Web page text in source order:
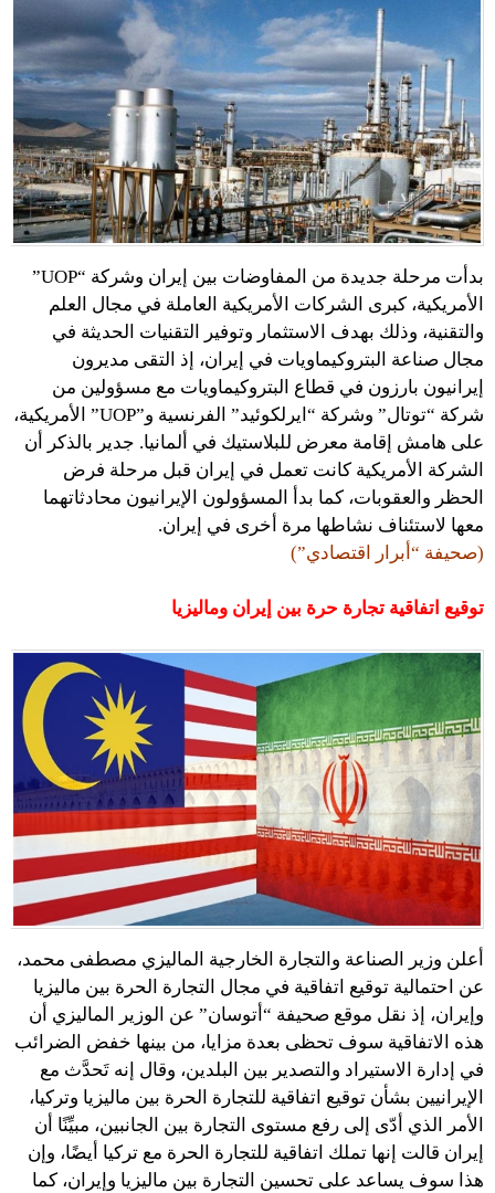
بدأت مرحلة جديدة من المفاوضات بين إيران وشركة “UOP”
الأمريكية، كبرى الشركات الأمريكية العاملة في مجال العلم
والتقنية، وذلك بهدف الاستثمار وتوفير التقنيات الحديثة في
مجال صناعة البتروكيماويات في إيران، إذ التقى مديرون
إيرانيون بارزون في قطاع البتروكيماويات مع مسؤولين من
شركة “توتال” وشركة “ايرلكوئيد” الفرنسية و”UOP” الأمريكية،
على هامش إقامة معرض للبلاستيك في ألمانيا. جدير بالذكر أن
الشركة الأمريكية كانت تعمل في إيران قبل مرحلة فرض
الحظر والعقوبات، كما بدأ المسؤولون الإيرانيون محادثاتهما
معها لاستئناف نشاطها مرة أخرى في إيران.
(صحيفة “أبرار اقتصادي”)
توقيع اتفاقية تجارة حرة بين إيران وماليزيا
أعلن وزير الصناعة والتجارة الخارجية الماليزي مصطفى محمد،
عن احتمالية توقيع اتفاقية في مجال التجارة الحرة بين ماليزيا
وإيران، إذ نقل موقع صحيفة “أتوسان” عن الوزير الماليزي أن
هذه الاتفاقية سوف تحظى بعدة مزايا، من بينها خفض الضرائب
في إدارة الاستيراد والتصدير بين البلدين، وقال إنه تَحدَّث مع
الإيرانيين بشأن توقيع اتفاقية للتجارة الحرة بين ماليزيا وتركيا،
الأمر الذي أدّى إلى رفع مستوى التجارة بين الجانبين، مبيِّنًا أن
إيران قالت إنها تملك اتفاقية للتجارة الحرة مع تركيا أيضًا، وإن
هذا سوف يساعد على تحسين التجارة بين ماليزيا وإيران، كما